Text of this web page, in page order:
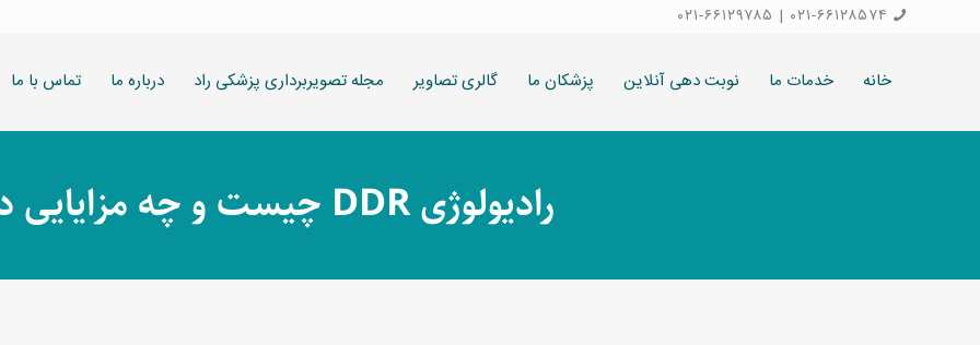
۰۲۱-۶۶۱۲۸۵۷۴ | ۰۲۱-۶۶۱۲۹۷۸۵
خانه خدمات ما نوبت دهی آنلاین پزشکان ما گالری تصاویر مجله تصویربرداری پزشکی راد درباره ما تماس با ما
رادیولوژی DDR چیست و چه مزایایی دارد؟